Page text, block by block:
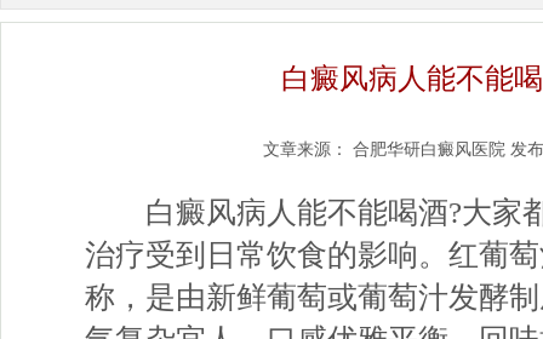
白癜风病人能不能
文章来源： 合肥华研白癜风医院 发
白癜风病人能不能喝酒?大家
治疗受到日常饮食的影响。红葡
称，是由新鲜葡萄或葡萄汁发酵